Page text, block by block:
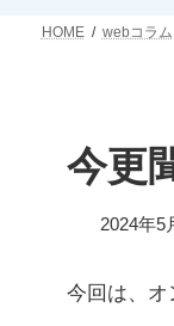
HOME webコラム
今更
最
新
日
2024年5
今回は、オ